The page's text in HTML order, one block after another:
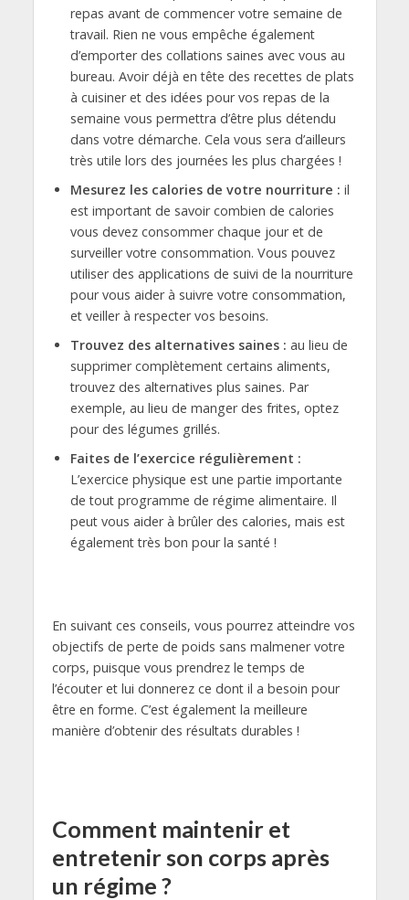
repas avant de commencer votre semaine de
travail. Rien ne vous empêche également
d’emporter des collations saines avec vous au
bureau. Avoir déjà en tête des recettes de plats
à cuisiner et des idées pour vos repas de la
semaine vous permettra d’être plus détendu
dans votre démarche. Cela vous sera d’ailleurs
très utile lors des journées les plus chargées !
Mesurez les calories de votre nourriture : il
est important de savoir combien de calories
vous devez consommer chaque jour et de
surveiller votre consommation. Vous pouvez
utiliser des applications de suivi de la nourriture
pour vous aider à suivre votre consommation,
et veiller à respecter vos besoins.
Trouvez des alternatives saines : au lieu de
supprimer complètement certains aliments,
trouvez des alternatives plus saines. Par
exemple, au lieu de manger des frites, optez
pour des légumes grillés.
Faites de l’exercice régulièrement :
L’exercice physique est une partie importante
de tout programme de régime alimentaire. Il
peut vous aider à brûler des calories, mais est
également très bon pour la santé !
En suivant ces conseils, vous pourrez atteindre vos
objectifs de perte de poids sans malmener votre
corps, puisque vous prendrez le temps de
l’écouter et lui donnerez ce dont il a besoin pour
être en forme. C’est également la meilleure
manière d’obtenir des résultats durables !
Comment maintenir et
entretenir son corps après
un régime ?